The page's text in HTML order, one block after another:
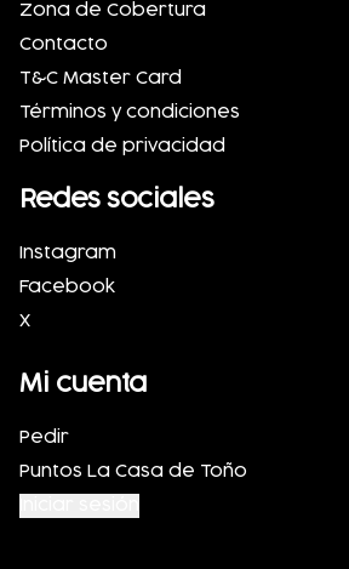
Zona de Cobertura
Contacto
T&C Master Card
Términos y condiciones
Política de privacidad
Redes sociales
Instagram
Facebook
X
Mi cuenta
Pedir
Puntos La Casa de Toño